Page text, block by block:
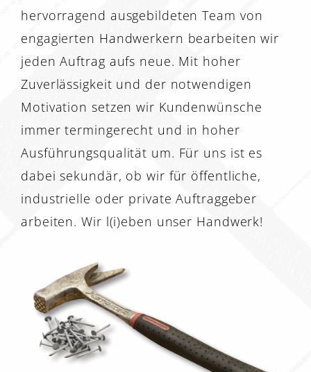
hervorragend ausgebildeten Team von
engagierten Handwerkern bearbeiten wir
jeden Auftrag aufs neue. Mit hoher
Zuverlässigkeit und der notwendigen
Motivation setzen wir Kundenwünsche
immer termingerecht und in hoher
Ausführungsqualität um. Für uns ist es
dabei sekundär, ob wir für öffentliche,
industrielle oder private Auftraggeber
arbeiten. Wir l(i)eben unser Handwerk!